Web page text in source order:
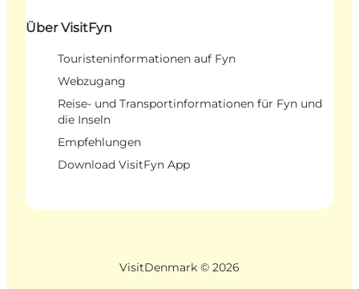
Über VisitFyn
Touristeninformationen auf Fyn
Webzugang
Reise- und Transportinformationen für Fyn und
die Inseln
Empfehlungen
Download VisitFyn App
VisitDenmark © 2026